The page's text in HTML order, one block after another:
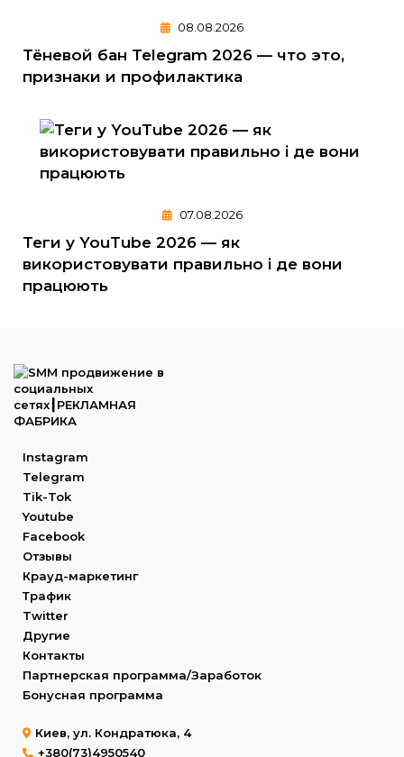
08.08.2026
Тёневой бан Telegram 2026 — что это,
признаки и профилактика
07.08.2026
Теги у YouTube 2026 — як
використовувати правильно і де вони
працюють
Instagram
Telegram
Tik-Tok
Youtube
Facebook
Отзывы
Крауд-маркетинг
Трафик
Twitter
Другие
Контакты
Партнерская программа/Заработок
Бонусная программа
Киев, ул. Кондратюка, 4
+380(73)4950540